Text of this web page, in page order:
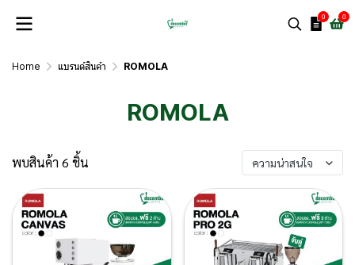
0 0
Home แบรนด์สินค้า ROMOLA
ROMOLA
พบสินค้า 6 ชิ้น ความน่าสนใจ